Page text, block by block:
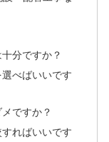
分ですか？
べばいいです
ですか？
ればいいです